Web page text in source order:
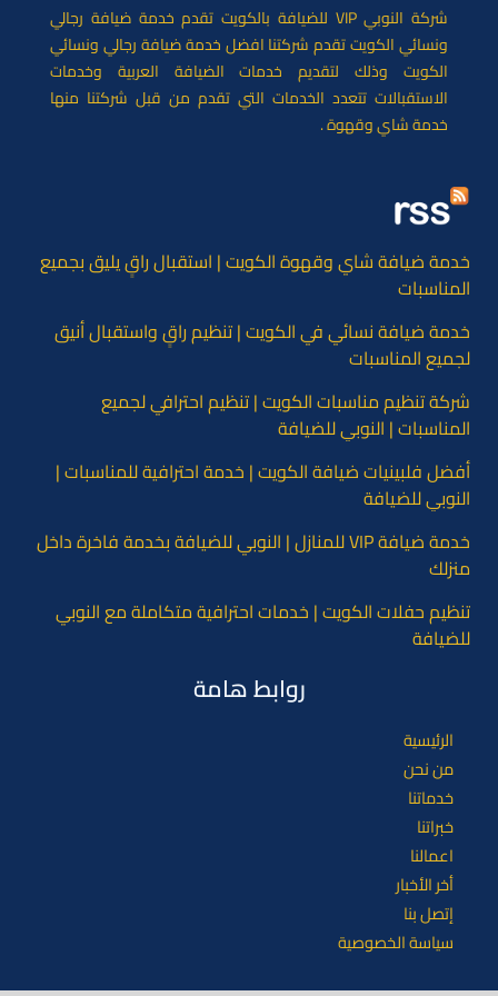
شركة النوبي VIP للضيافة بالكويت تقدم خدمة ضيافة رجالي
ونسائي الكويت تقدم شركتنا افضل خدمة ضيافة رجالي ونسائي
الكويت وذلك لتقديم خدمات الضيافة العربية وخدمات
الاستقبالات تتعدد الخدمات التي تقدم من قبل شركتنا منها
خدمة شاي وقهوة .
خدمة ضيافة شاي وقهوة الكويت | استقبال راقٍ يليق بجميع
المناسبات
خدمة ضيافة نسائي في الكويت | تنظيم راقٍ واستقبال أنيق
لجميع المناسبات
شركة تنظيم مناسبات الكويت | تنظيم احترافي لجميع
المناسبات | النوبي للضيافة
أفضل فلبينيات ضيافة الكويت | خدمة احترافية للمناسبات |
النوبي للضيافة
خدمة ضيافة VIP للمنازل | النوبي للضيافة بخدمة فاخرة داخل
منزلك
تنظيم حفلات الكويت | خدمات احترافية متكاملة مع النوبي
للضيافة
روابط هامة
الرئيسية
من نحن
خدماتنا
خبراتنا
اعمالنا
أخر الأخبار
إتصل بنا
سياسة الخصوصية